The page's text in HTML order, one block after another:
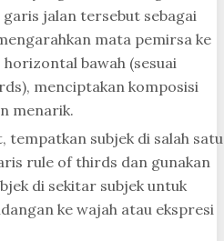
garis jalan tersebut sebagai
mata pemirsa ke
bawah (sesuai
menciptakan komposisi
menarik.
subjek di salah satu
rule of thirds dan gunakan
di sekitar subjek untuk
ke wajah atau ekspresi